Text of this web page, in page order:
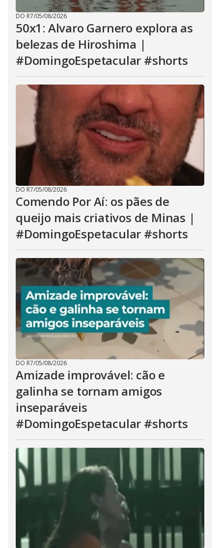
DO R7/05/08/2026
50x1: Alvaro Garnero explora as
belezas de Hiroshima |
#DomingoEspetacular #shorts
DO R7/05/08/2026
Comendo Por Aí: os pães de
queijo mais criativos de Minas |
#DomingoEspetacular #shorts
DO R7/05/08/2026
Amizade improvável: cão e
galinha se tornam amigos
inseparáveis
#DomingoEspetacular #shorts